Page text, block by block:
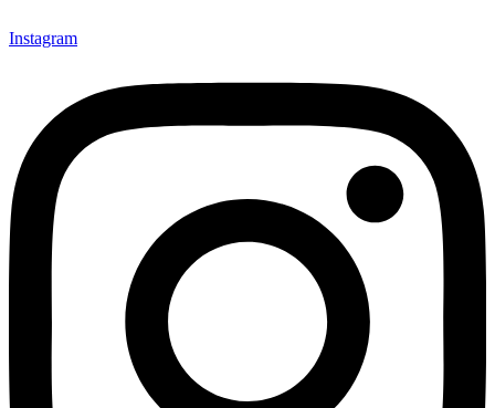
Instagram